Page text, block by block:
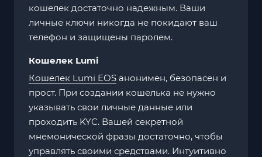
кошелек достаточно надежным. Ваши
личные ключи никогда не покидают ваш
телефон и защищены паролем.
Кошелек Lumi
Кошелек Lumi EOS анонимен, безопасен и
прост. При создании кошелька не нужно
указывать свои личные данные или
проходить KYC. Вашей секретной
мнемонической фразы достаточно, чтобы
управлять своими средствами. Интуитивно